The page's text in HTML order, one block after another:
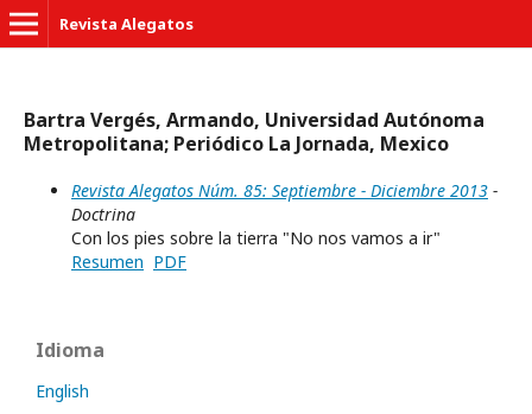
Revista Alegatos
Bartra Vergés, Armando, Universidad Autónoma
Metropolitana; Periódico La Jornada, Mexico
Revista Alegatos Núm. 85: Septiembre - Diciembre 2013 -
Doctrina
Con los pies sobre la tierra "No nos vamos a ir"
Resumen PDF
Idioma
English